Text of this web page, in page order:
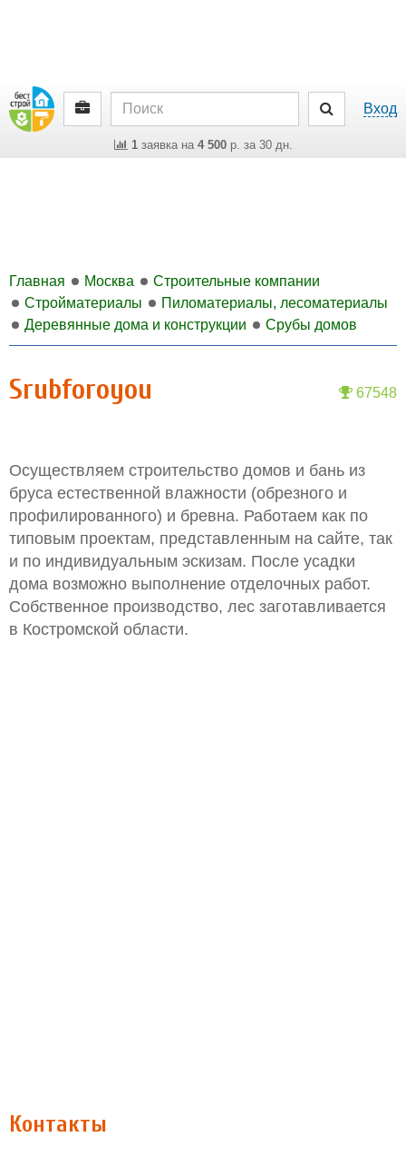
Вход
1заявка на 4 500р. за 30 дн.
Главная Москва
Строительные компании
Стройматериалы
Пиломатериалы, лесоматериалы
Деревянные дома и конструкции
Срубы домов
67548
Srubforoyou
Осуществляем строительство домов и бань из
бруса естественной влажности (обрезного и
профилированного) и бревна. Работаем как по
типовым проектам, представленным на сайте, так
и по индивидуальным эскизам. После усадки
дома возможно выполнение отделочных работ.
Собственное производство, лес заготавливается
в Костромской области.
Контакты